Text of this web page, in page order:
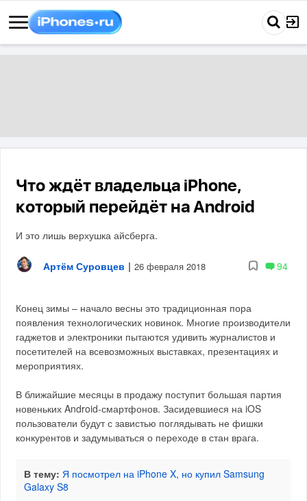
Что ждёт владельца iPhone,
который перейдёт на Android
И это лишь верхушка айсберга.
Артём Суровцев | 26 февраля 2018 94
Конец зимы – начало весны это традиционная пора
появления технологических новинок. Многие производители
гаджетов и электроники пытаются удивить журналистов и
посетителей на всевозможных выставках, презентациях и
мероприятиях.
В ближайшие месяцы в продажу поступит большая партия
новеньких Android-смартфонов. Засидевшиеся на iOS
пользователи будут с завистью поглядывать не фишки
конкурентов и задумываться о переходе в стан врага.
В тему: Я посмотрел на iPhone X, но купил Samsung
Galaxy S8